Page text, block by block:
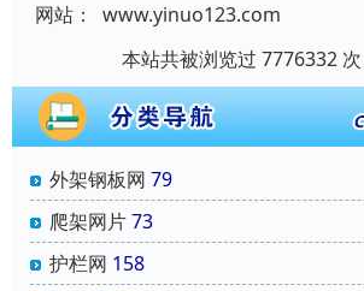
网站：
www.yinuo123.com
本站共被浏览过 7776332 次
外架钢板网 79
爬架网片73
护栏网 158